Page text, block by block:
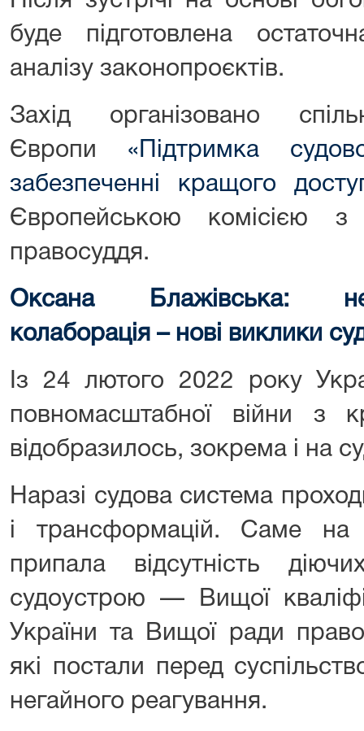
буде підготовлена
аналізу законопроєктів.
Захід організовано
Європи «Підтримка
забезпеченні кращого
Європейською комісією з
правосуддя.
Оксана Блажівська:
колаборація – нові виклики
Із 24 лютого 2022 року
повномасштабної війни з
відобразилось, зокрема і на
Наразі судова система
і трансформацій. Саме на
припала відсутність
судоустрою — Вищої
України та Вищої ради
які постали перед
негайного реагування.